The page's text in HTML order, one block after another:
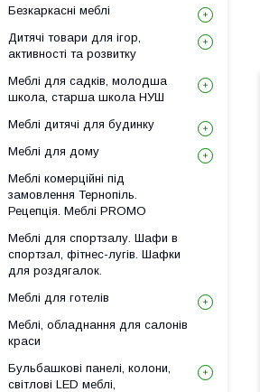
Безкаркасні меблі
Дитячі товари для ігор,
активності та розвитку
Меблі для садків, молодша
школа, старша школа НУШ
Меблі дитячі для будинку
Меблі для дому
Меблі комерційні під
замовлення Тернопіль.
Рецепція. Меблі PROMO
Меблі для спортзалу. Шафи в
спортзал, фітнес-лугів. Шафки
для роздягалок.
Меблі для готелів
Меблі, обладнання для салонів
краси
Бульбашкові панелі, колони,
світлові LED меблі,